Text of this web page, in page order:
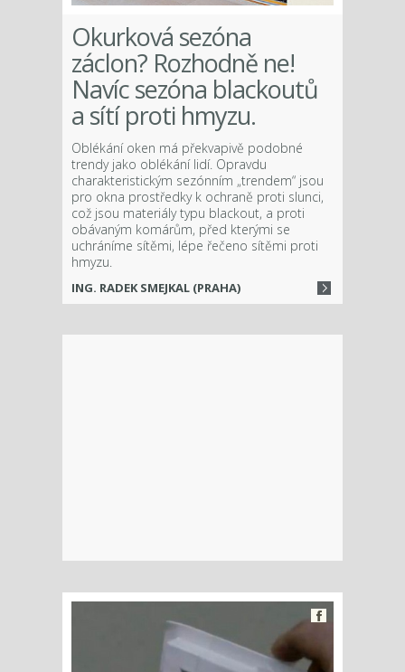
Okurková sezóna
záclon? Rozhodně ne!
Navíc sezóna blackoutů
a sítí proti hmyzu.
Oblékání oken má překvapivě podobné
trendy jako oblékání lidí. Opravdu
charakteristickým sezónním „trendem“ jsou
pro okna prostředky k ochraně proti slunci,
což jsou materiály typu blackout, a proti
obávaným komárům, před kterými se
uchráníme sítěmi, lépe řečeno sítěmi proti
hmyzu.
ING. RADEK SMEJKAL (PRAHA)